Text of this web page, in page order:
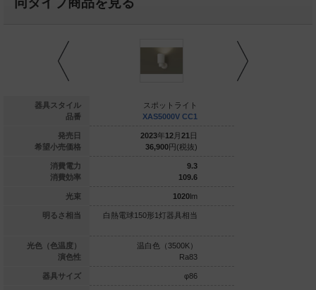
器具スタイル
品番
発売日
希望小売価格
消費電力
消費効率
光束
明るさ相当
光色（色温度）
演色性
器具サイズ
ポットライト
円(税抜)
6.6
106
電球100形1灯
色（5000K）
φ45
スポットライト
XAS5000V CC1
2023年12 月 21 日
36,900円(税抜)
9.3
109.6
1020lm
白熱電球150形1灯器具相当
温白色（3500K）
Ra83
φ86